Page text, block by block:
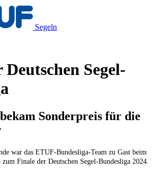
Segeln
Segel-
Sonderpreis für die
war das ETUF-Bundesli­ga-Team zu Gast beim
Fi­na­le der Deut­schen Segel-Bundesliga 2024.